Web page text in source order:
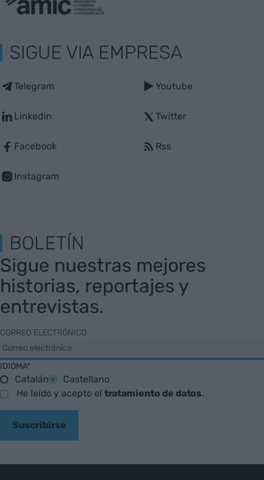
SIGUE VIA EMPRESA
Telegram
Linkedin
Facebook
Instagram
Youtube
Twitter
Rss
BOLETÍN
Sigue nuestras mejores
historias, reportajes y
entrevistas.
CORREO ELECTRÓNICO
IDIOMA*
Catalán
Castellano
He leído y acepto el tratamiento de datos.
Suscribirse